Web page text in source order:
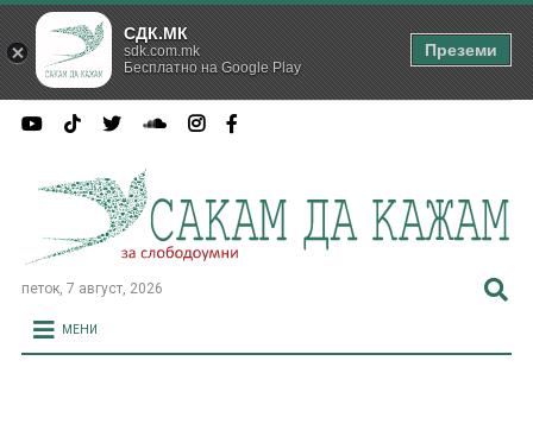
петок, 7 август, 2026
МЕНИ
СДК.МК
sdk.com.mk
Бесплатно на Google Play
Преземи